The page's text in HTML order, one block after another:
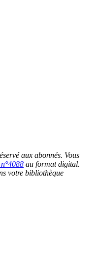
aux abonnés. Vous
au format digital.
votre bibliothèque